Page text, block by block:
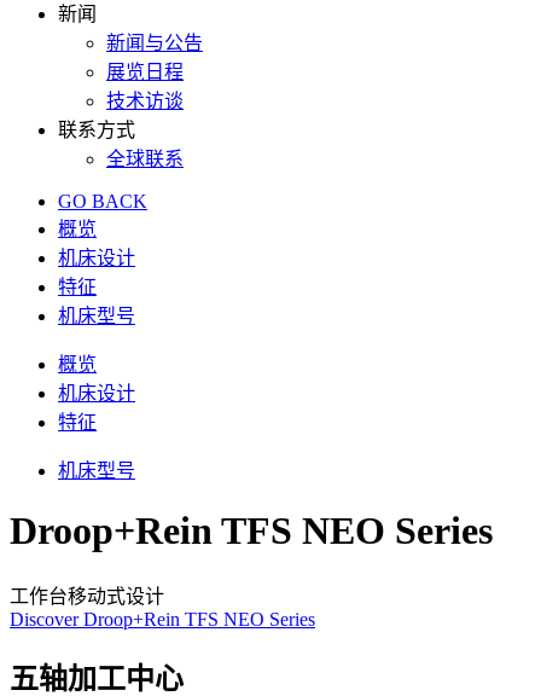
新闻
新闻与公告
展览日程
技术访谈
联系方式
全球联系
GO BACK
概览
机床设计
特征
机床型号
概览
机床设计
特征
机床型号
Droop+Rein TFS NEO Series
工作台移动式设计
Discover Droop+Rein TFS NEO Series
五轴加工中心